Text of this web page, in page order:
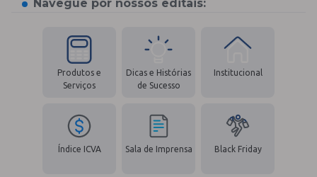
Navegue por nossos editais:
Produtos e
Serviços
Dicas e Histórias
de Sucesso
Institucional
Índice ICVA Sala de Imprensa Black Friday